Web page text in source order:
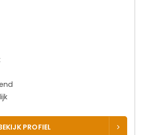
PROFIEL